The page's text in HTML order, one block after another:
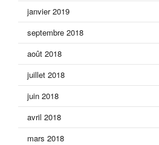
janvier 2019
septembre 2018
août 2018
juillet 2018
juin 2018
avril 2018
mars 2018